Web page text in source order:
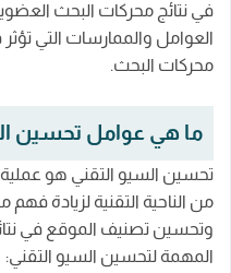
هل يمكنني
بجودة الصور؟
في نتائج محركات البحث
العوامل والممارسات التي
محركات البحث.
ما هي عوامل تحسين
تحسين السيو التقني هو
من الناحية التقنية لزيادة
وتحسين تصنيف الموقع في
المهمة لتحسين السيو التقني: